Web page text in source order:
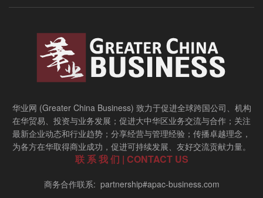
华业网 (Greater China Business) 致力于促进全球跨国公司、机构
在华贸易、投资与业务发展；促进大中华区业务交流与合作；关注
最新企业动态和行业趋势；分享经营与管理经验；传播卓越理念，
为各方在华取得商业成功，促进可持续发展、友好交流贡献力量。
联 系 我 们 | CONTACT US
商务合作联系: partnership#apac-business.com